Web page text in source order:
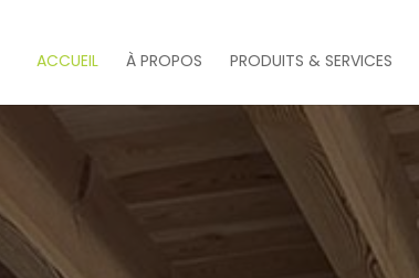
ACCUEIL À PROPOS PRODUITS & SERVICES